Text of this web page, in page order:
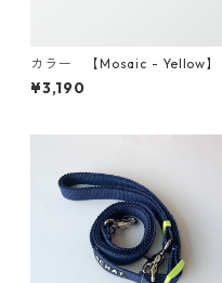
カラー 【Mosaic - Yellow】
¥3,190